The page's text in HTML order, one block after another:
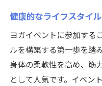
健康的なライフスタイ
ヨガイベントに参加する
ルを構築する第一歩を踏
身体の柔軟性を高め、筋
として人気です。イベン